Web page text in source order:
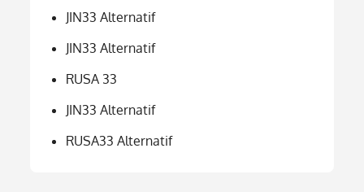
JIN33 Alternatif
JIN33 Alternatif
RUSA 33
JIN33 Alternatif
RUSA33 Alternatif